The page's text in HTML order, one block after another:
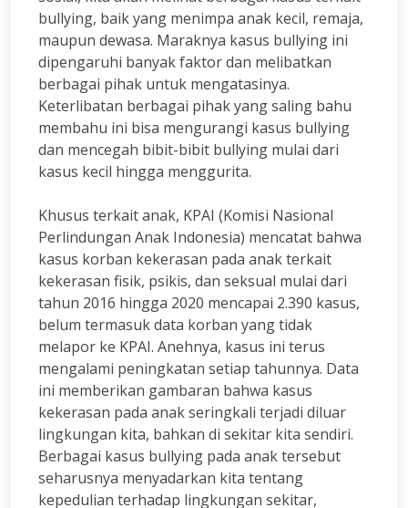
bullying, baik yang menimpa anak kecil, remaja,
maupun dewasa. Maraknya kasus bullying ini
dipengaruhi banyak faktor dan melibatkan
berbagai pihak untuk mengatasinya.
Keterlibatan berbagai pihak yang saling bahu
membahu ini bisa mengurangi kasus bullying
dan mencegah bibit-bibit bullying mulai dari
kasus kecil hingga menggurita.
Khusus terkait anak, KPAI (Komisi Nasional
Perlindungan Anak Indonesia) mencatat bahwa
kasus korban kekerasan pada anak terkait
kekerasan fisik, psikis, dan seksual mulai dari
tahun 2016 hingga 2020 mencapai 2.390 kasus,
belum termasuk data korban yang tidak
melapor ke KPAI. Anehnya, kasus ini terus
mengalami peningkatan setiap tahunnya. Data
ini memberikan gambaran bahwa kasus
kekerasan pada anak seringkali terjadi diluar
lingkungan kita, bahkan di sekitar kita sendiri.
Berbagai kasus bullying pada anak tersebut
seharusnya menyadarkan kita tentang
kepedulian terhadap lingkungan sekitar,